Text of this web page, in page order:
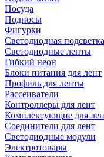
Посуда
Подносы
Фигурки
Светодиодная подсветка
Светодиодные ленты
Гибкий неон
Блоки питания для лент
Профиль для ленты
Рассеиватели
Контроллеры для лент
Комплектующие для
Соединители для лент
Светодиодные модули
Электротовары